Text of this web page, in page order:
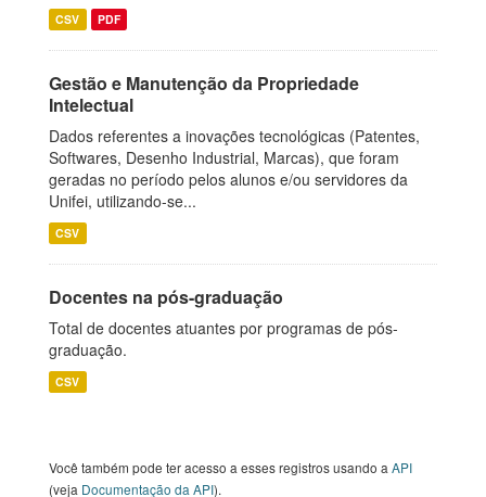
CSV PDF
Gestão e Manutenção da Propriedade
Intelectual
Dados referentes a inovações tecnológicas (Patentes,
Softwares, Desenho Industrial, Marcas), que foram
geradas no período pelos alunos e/ou servidores da
Unifei, utilizando-se...
CSV
Docentes na pós-graduação
Total de docentes atuantes por programas de pós-
graduação.
CSV
Você também pode ter acesso a esses registros usando a API
(veja Documentação da API).